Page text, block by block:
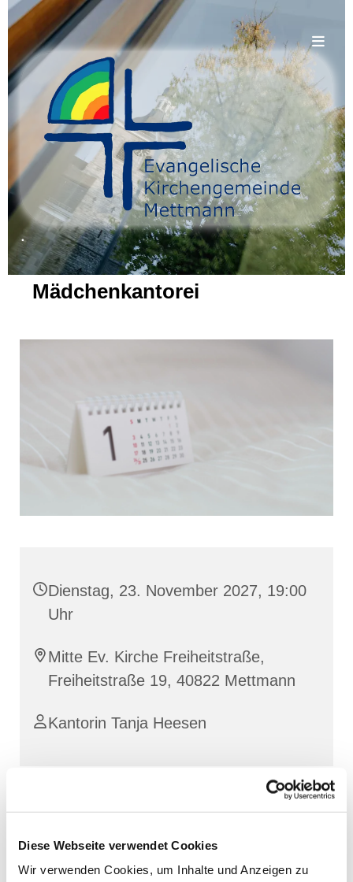
Diese Webseite verwendet Cookies
Wir verwenden Cookies, um Inhalte und Anzeigen zu
.
Mädchenkantorei
Dienstag, 23. November 2027, 19:00
Uhr
Mitte Ev. Kirche Freiheitstraße,
Freiheitstraße 19, 40822 Mettmann
Kantorin Tanja Heesen